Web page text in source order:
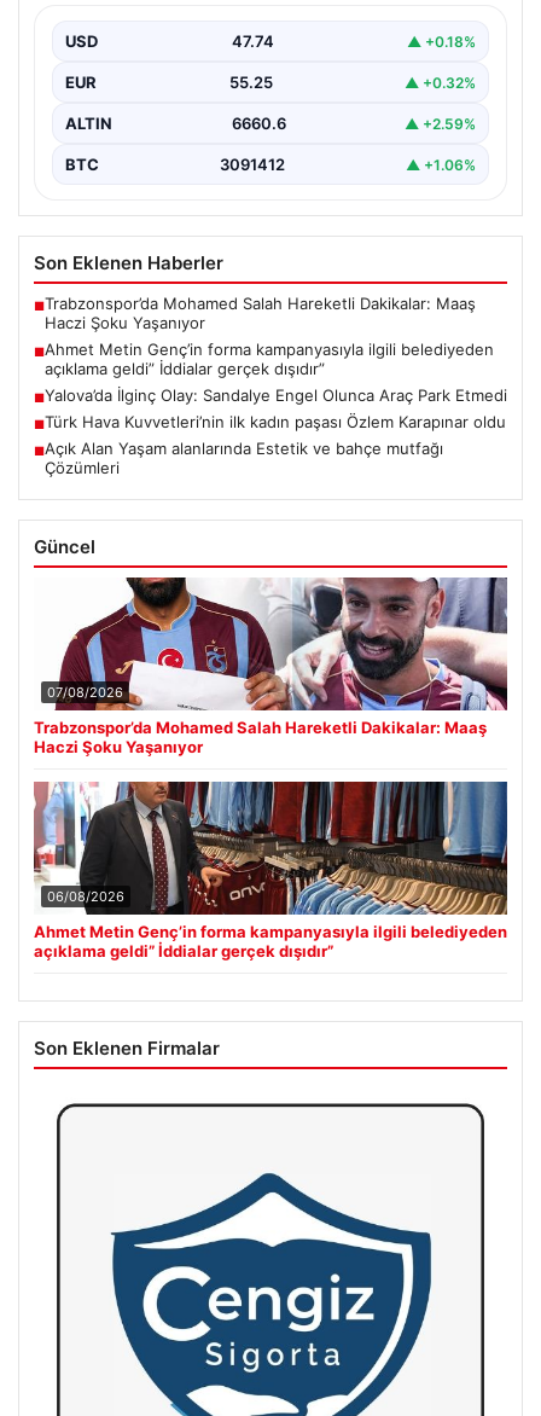
USD 47.74 ▲ +0.18%
EUR 55.25 ▲ +0.32%
ALTIN 6660.6 ▲ +2.59%
BTC 3091412 ▲ +1.06%
Son Eklenen Haberler
■Trabzonspor’da Mohamed Salah Hareketli Dakikalar: Maaş
Haczi Şoku Yaşanıyor
■Ahmet Metin Genç’in forma kampanyasıyla ilgili belediyeden
açıklama geldi” İddialar gerçek dışıdır”
■Yalova’da İlginç Olay: Sandalye Engel Olunca Araç Park Etmedi
■Türk Hava Kuvvetleri’nin ilk kadın paşası Özlem Karapınar oldu
■Açık Alan Yaşam alanlarında Estetik ve bahçe mutfağı
Çözümleri
Güncel
07/08/2026
Trabzonspor’da Mohamed Salah Hareketli Dakikalar: Maaş
Haczi Şoku Yaşanıyor
06/08/2026
Ahmet Metin Genç’in forma kampanyasıyla ilgili belediyeden
açıklama geldi” İddialar gerçek dışıdır”
Son Eklenen Firmalar